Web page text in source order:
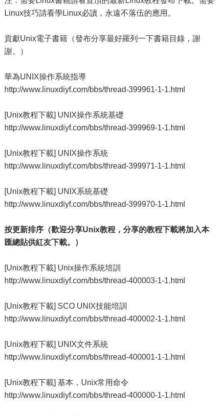
Linux技巧請看學Linux必讀，永遠不落伍的應用。
貢獻Unix電子書籍（發布分享最好羅列一下書籍目錄，謝
謝。）
華為UNIX操作系統指導
http://www.linuxdiyf.com/bbs/thread-399961-1-1.html
[Unix教程下載] UNIX操作系統基礎
http://www.linuxdiyf.com/bbs/thread-399969-1-1.html
[Unix教程下載] UNIX操作系統
http://www.linuxdiyf.com/bbs/thread-399971-1-1.html
[Unix教程下載] UNIX系統基礎
http://www.linuxdiyf.com/bbs/thread-399970-1-1.html
按更新排序（歡迎分享Unix教程，分享的教程下載將加入本
匯總貼供紅友下載。）
[Unix教程下載] Unix操作系統培訓
http://www.linuxdiyf.com/bbs/thread-400003-1-1.html
[Unix教程下載] SCO UNIX技能培訓
http://www.linuxdiyf.com/bbs/thread-400002-1-1.html
[Unix教程下載] UNIX文件系統
http://www.linuxdiyf.com/bbs/thread-400001-1-1.html
[Unix教程下載] 基本，Unix常用命令
http://www.linuxdiyf.com/bbs/thread-400000-1-1.html